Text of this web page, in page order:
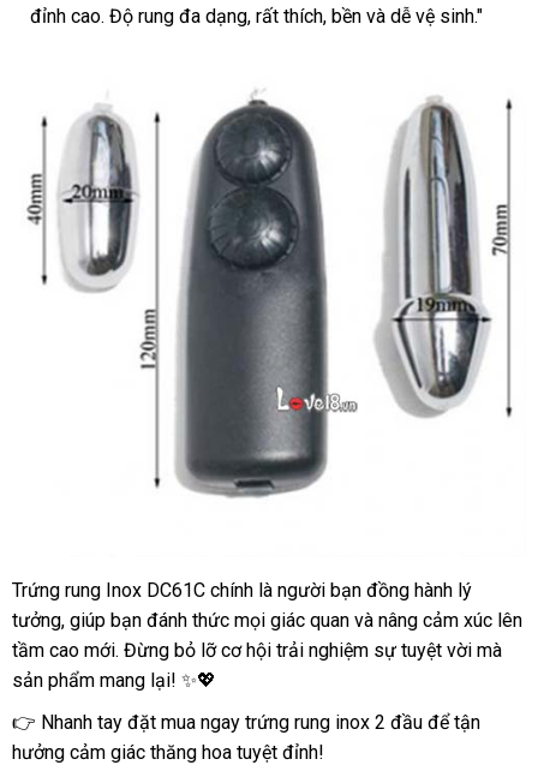
an
đỉnh cao. Độ rung đa dạng, rất thích, bền và dễ vệ sinh."
Trứng
rung
Inox
2
cao
cấp
Trứng rung Inox DC61C chính là người bạn đồng hành lý
tưởng, giúp bạn đánh thức mọi giác quan và nâng cảm xúc lên
tầm cao mới. Đừng bỏ lỡ cơ hội trải nghiệm sự tuyệt vời mà
sản phẩm mang lại! ✨💖
👉 Nhanh tay đặt mua ngay trứng rung inox 2 đầu để tận
hưởng cảm giác thăng hoa tuyệt đỉnh!